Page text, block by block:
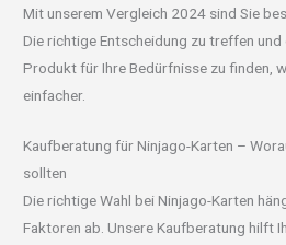
Mit unserem Vergleich 2024 sind Sie
Die richtige Entscheidung zu treffen
Produkt für Ihre Bedürfnisse zu finden,
einfacher.
Kaufberatung für Ninjago-Karten –
sollten
Die richtige Wahl bei Ninjago-Karten
Faktoren ab. Unsere Kaufberatung hilft